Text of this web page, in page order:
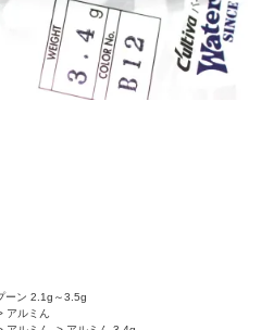
ーン 2.1g～3.5g
アルミん